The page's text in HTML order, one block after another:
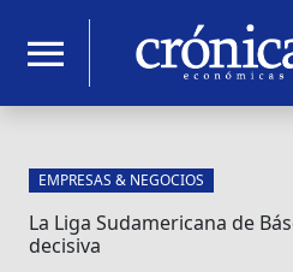
menu
EMPRESAS & NEGOCIOS
La Liga Sudamericana de
decisiva